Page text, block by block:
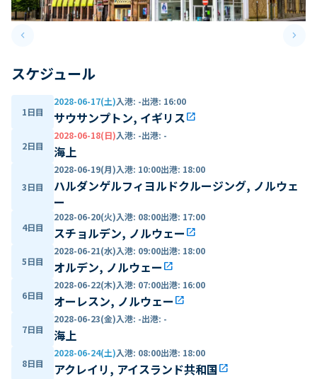
keyboard_arrow_leftPrevious slide keyboard_arrow_right
スケジュール
1日目
2028-06-17(土)入港: -出港: 16:00
サウサンプトン, イギリスopen_in_new
2日目
2028-06-18(日)入港: -出港: -
海上
3日目
2028-06-19(月)入港: 10:00出港: 18:00
ハルダンゲルフィヨルドクルージング, ノルウェ
ー
4日目
2028-06-20(火)入港: 08:00出港: 17:00
スチョルデン, ノルウェー open_in_new
5日目
2028-06-21(水)入港: 09:00出港: 18:00
オルデン, ノルウェー open_in_new
6日目
2028-06-22(木)入港: 07:00出港: 16:00
オーレスン, ノルウェー open_in_new
7日目
2028-06-23(金)入港: -出港: -
海上
8日目
2028-06-24(土)入港: 08:00出港: 18:00
アクレイリ, アイスランド共和国open_in_new